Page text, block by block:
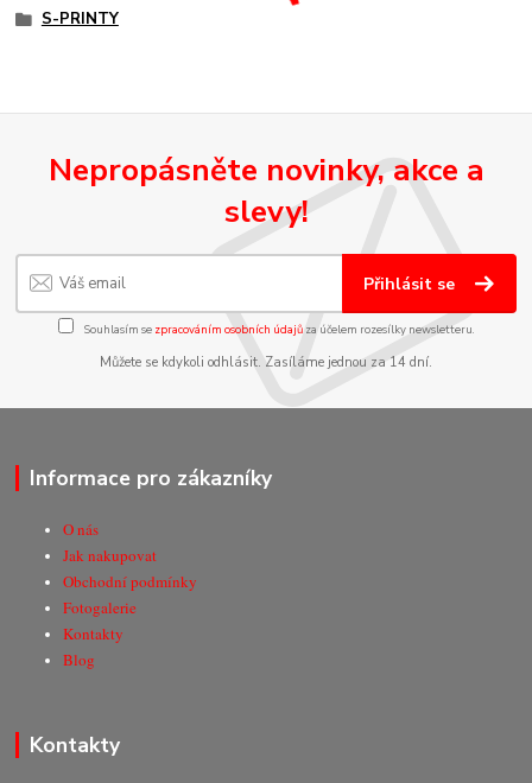
S-PRINTY
Nepropásněte novinky, akce a
slevy!
Přihlásit se
Souhlasím se zpracováním osobních údajůza účelem rozesílky newsletteru.
Můžete se kdykoli odhlásit. Zasíláme jednou za 14 dní.
Informace pro zákazníky
O nás
Jak nakupovat
Obchodní podmínky
Fotogalerie
Kontakty
Blog
Kontakty